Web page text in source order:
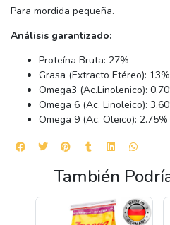
Para mordida pequeña.
Análisis garantizado:
Proteína Bruta: 27%
Grasa (Extracto Etéreo): 13%
Omega3 (Ac.Linolenico):
Omega 6 (Ac. Linoleico):
Omega 9 (Ac. Oleico): 2.75%
También